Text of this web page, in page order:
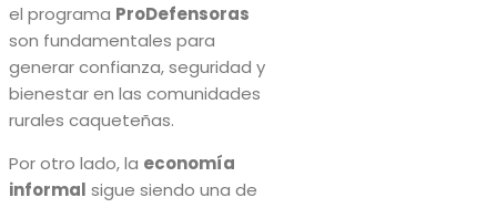
el programa ProDefensoras
son fundamentales para
generar confianza, seguridad y
bienestar en las comunidades
rurales caqueteñas.
Por otro lado, la economía
informal sigue siendo una de